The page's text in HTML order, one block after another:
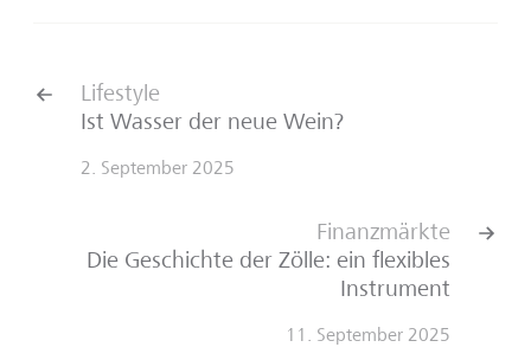
Lifestyle
Ist Wasser der neue Wein?
2. September 2025
Finanzmärkte
Die Geschichte der Zölle: ein flexibles
Instrument
11. September 2025